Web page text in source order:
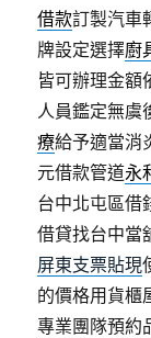
借款訂製汽車
牌設定選擇廚
皆可辦理金額
人員鑑定無虞
療給予適當消
元借款管道永
台中北屯區借
借貸找台中當
屏東支票貼現
的價格用貨櫃
專業團隊預約